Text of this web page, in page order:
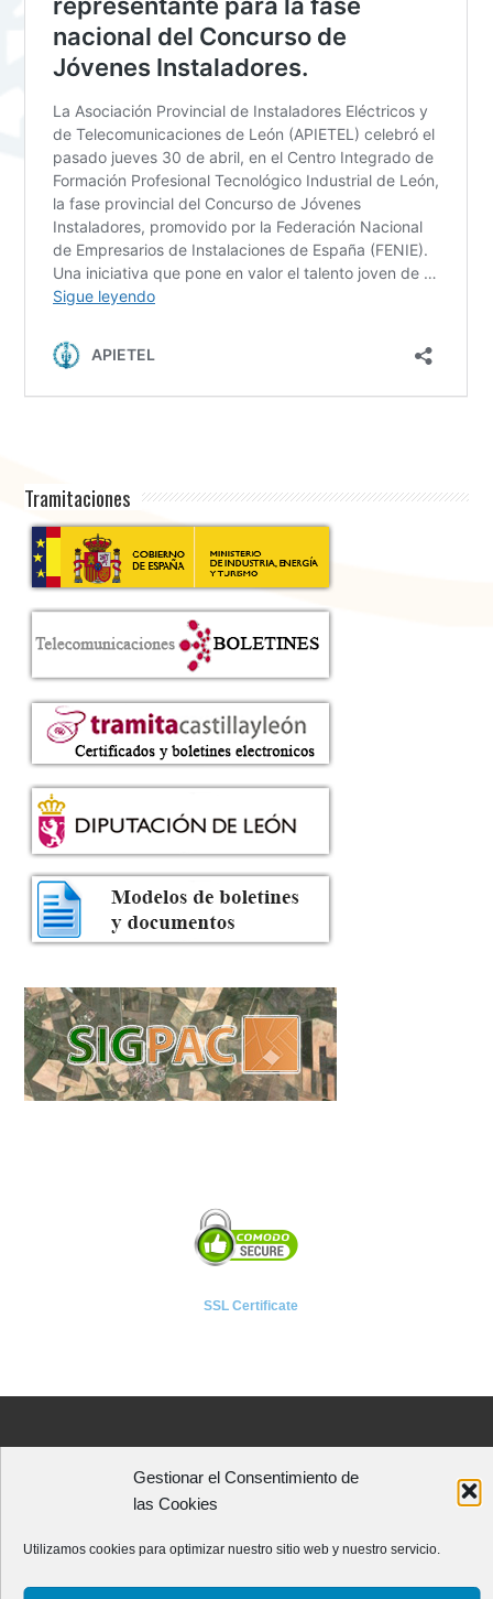
Gestionar el Consentimiento de
las Cookies
Utilizamos cookies para optimizar nuestro sitio web y nuestro servicio.
Tramitaciones
SSL Certificate
A P I E T E L
Asociación Provincial de Empresarios de Instalaciones Eléctricas,
Telecomunicaciones y Afines de León
Avenida Independencia, 4 - 5ª planta